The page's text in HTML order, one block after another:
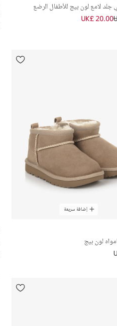
لامع لون بيج للأطفال الرضع
UK£ 20.00
إضافة سريعة
لون بيج